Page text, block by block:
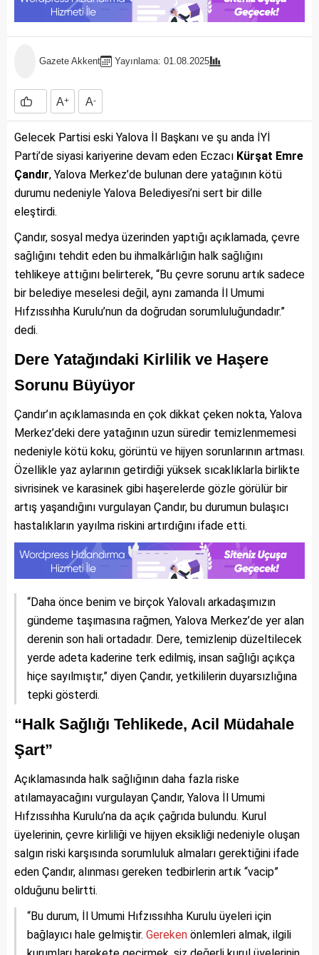
Gazete Akkent Yayınlama: 01.08.2025
A+ A-
Gelecek Partisi eski Yalova İl Başkanı ve şu anda İYİ
Parti’de siyasi kariyerine devam eden Eczacı Kürşat Emre
Çandır, Yalova Merkez’de bulunan dere yatağının kötü
durumu nedeniyle Yalova Belediyesi’ni sert bir dille
eleştirdi.
Çandır, sosyal medya üzerinden yaptığı açıklamada, çevre
sağlığını tehdit eden bu ihmalkârlığın halk sağlığını
tehlikeye attığını belirterek, “Bu çevre sorunu artık sadece
bir belediye meselesi değil, aynı zamanda İl Umumi
Hıfzıssıhha Kurulu’nun da doğrudan sorumluluğundadır.”
dedi.
Dere Yatağındaki Kirlilik ve Haşere
Sorunu Büyüyor
Çandır’ın açıklamasında en çok dikkat çeken nokta, Yalova
Merkez’deki dere yatağının uzun süredir temizlenmemesi
nedeniyle kötü koku, görüntü ve hijyen sorunlarının artması.
Özellikle yaz aylarının getirdiği yüksek sıcaklıklarla birlikte
sivrisinek ve karasinek gibi haşerelerde gözle görülür bir
artış yaşandığını vurgulayan Çandır, bu durumun bulaşıcı
hastalıkların yayılma riskini artırdığını ifade etti.
“Daha önce benim ve birçok Yalovalı arkadaşımızın
gündeme taşımasına rağmen, Yalova Merkez’de yer alan
derenin son hali ortadadır. Dere, temizlenip düzeltilecek
yerde adeta kaderine terk edilmiş, insan sağlığı açıkça
hiçe sayılmıştır,” diyen Çandır, yetkililerin duyarsızlığına
tepki gösterdi.
“Halk Sağlığı Tehlikede, Acil Müdahale
Şart”
Açıklamasında halk sağlığının daha fazla riske
atılamayacağını vurgulayan Çandır, Yalova İl Umumi
Hıfzıssıhha Kurulu’na da açık çağrıda bulundu. Kurul
üyelerinin, çevre kirliliği ve hijyen eksikliği nedeniyle oluşan
salgın riski karşısında sorumluluk almaları gerektiğini ifade
eden Çandır, alınması gereken tedbirlerin artık “vacip”
olduğunu belirtti.
“Bu durum, İl Umumi Hıfzıssıhha Kurulu üyeleri için
bağlayıcı hale gelmiştir. Gereken önlemleri almak, ilgili